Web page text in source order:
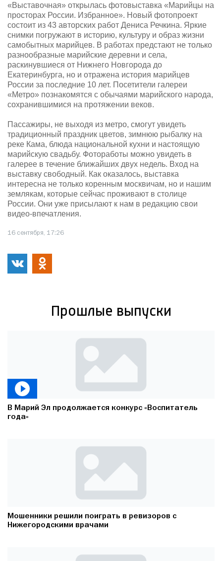
«Выставочная» открылась фотовыставка «Марийцы на
просторах России. Избранное». Новый фотопроект
состоит из 43 авторских работ Дениса Речкина. Яркие
снимки погружают в историю, культуру и образ жизни
самобытных марийцев. В работах предстают не только
разнообразные марийские деревни и села,
раскинувшиеся от Нижнего Новгорода до
Екатеринбурга, но и отражена история марийцев
России за последние 10 лет. Посетители галереи
«Метро» познакомятся с обычаями марийского народа,
сохранившимися на протяжении веков.
Пассажиры, не выходя из метро, смогут увидеть
традиционный праздник цветов, зимнюю рыбалку на
реке Кама, блюда национальной кухни и настоящую
марийскую свадьбу. Фотоработы можно увидеть в
галерее в течение ближайших двух недель. Вход на
выставку свободный. Как оказалось, выставка
интересна не только коренным москвичам, но и нашим
землякам, которые сейчас проживают в столице
России. Они уже присылают к нам в редакцию свои
видео-впечатления.
16 сентября, 17:26
Прошлые выпуски
В Марий Эл продолжается конкурс «Воспитатель
года»
Мошенники решили поиграть в ревизоров с
Нижегородскими врачами